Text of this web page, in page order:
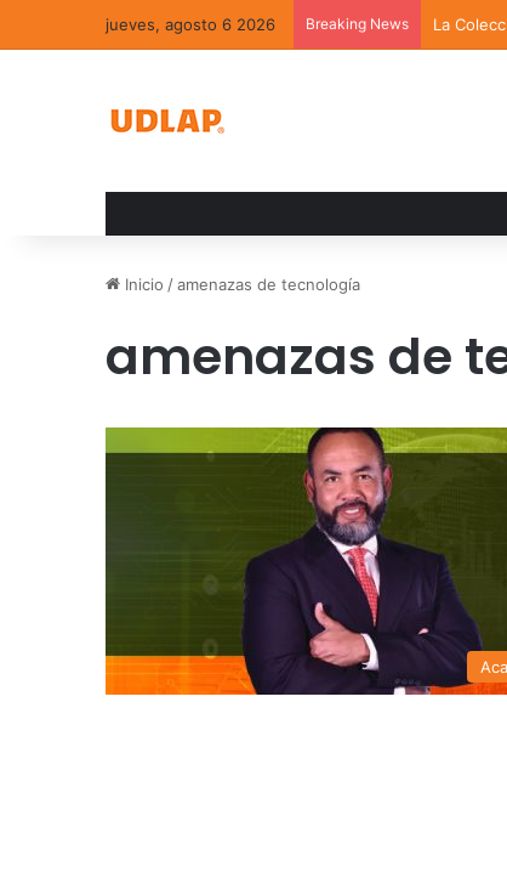
jueves, agosto 6 2026 Breaking News La
Inicio /amenazas de tecnología
amenazas de